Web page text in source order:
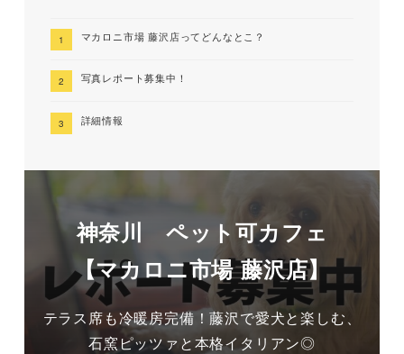
マカロニ市場 藤沢店ってどんなとこ？
写真レポート募集中！
詳細情報
神奈川 ペット可カフェ
【マカロニ市場 藤沢店】
テラス席も冷暖房完備！藤沢で愛犬と楽しむ、
石窯ピッツァと本格イタリアン◎